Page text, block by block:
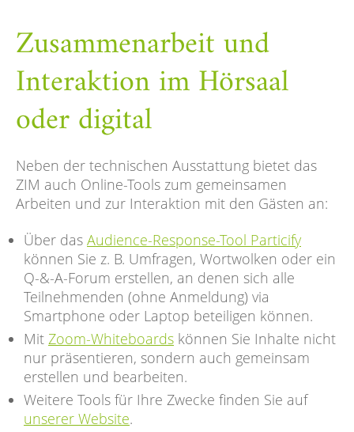
Zusammenarbeit und
Interaktion im Hörsaal
oder digital
Neben der technischen Ausstattung bietet das
ZIM auch Online-Tools zum gemeinsamen
Arbeiten und zur Interaktion mit den Gästen an:
Über das Audience-Response-Tool Particify
können Sie z. B. Umfragen, Wortwolken oder ein
Q-&-A-Forum erstellen, an denen sich alle
Teilnehmenden (ohne Anmeldung) via
Smartphone oder Laptop beteiligen können.
Mit Zoom-Whiteboards können Sie Inhalte nicht
nur präsentieren, sondern auch gemeinsam
erstellen und bearbeiten.
Weitere Tools für Ihre Zwecke finden Sie auf
unserer Website.